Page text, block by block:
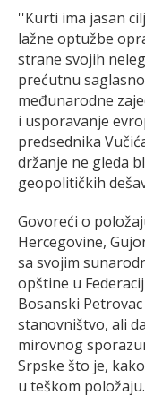
''Kurti ima jasan
lažne optužbe
strane svojih
prećutnu
međunarodne
i usporavanje
predsednika
držanje ne gleda
geopolitičkih
Govoreći o
Hercegovine,
sa svojim
opštine u
Bosanski
stanovništvo, ali
mirovnog
Srpske što je,
u teškom položaju.